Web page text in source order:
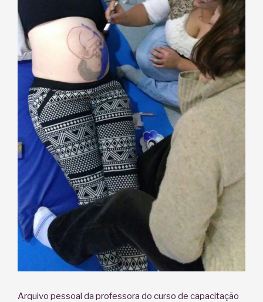
Arquivo pessoal da professora do curso de capacitação